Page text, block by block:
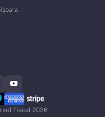
Fiscal 2026